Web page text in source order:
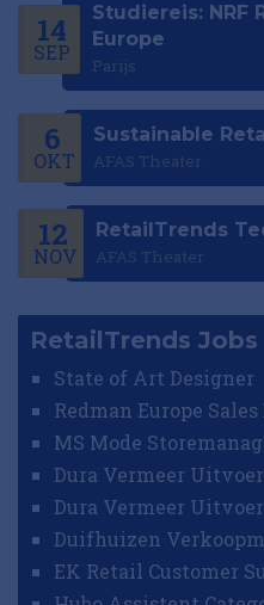
14
SEP
Studiereis: NRF
Europe
Parijs
6
OKT
Sustainable
AFAS Theater
12
NOV
RetailTrends
AFAS Theater
RetailTrends Jobs
State of Art Designer
Redman Europe
MS Mode
Dura Vermeer
Dura Vermeer
Duifhuizen
EK Retail Customer